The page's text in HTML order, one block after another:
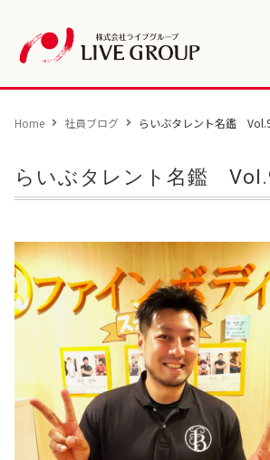
Home 社員ブログ らいぶタレント名鑑
らいぶタレント名鑑